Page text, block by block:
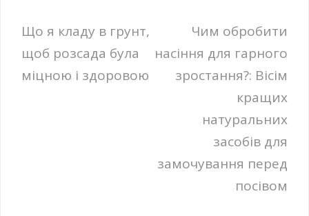
Навігація
записів
Що я кладу в грунт,
щоб розсада була
міцною і здоровою
Чим обробити
насіння для гарного
зростання?: Вісім
кращих
натуральних
засобів для
замочування перед
посівом